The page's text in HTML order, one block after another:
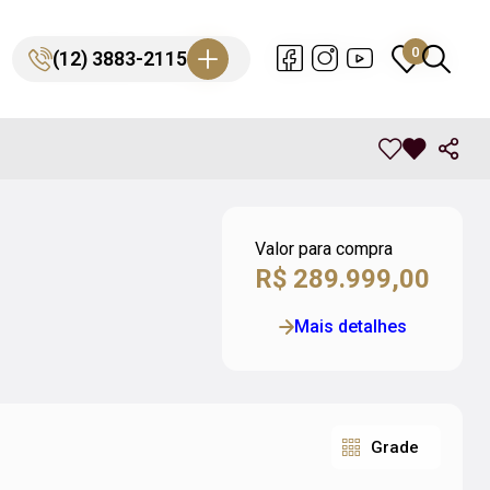
(12) 3883-2115 0
(12) 3883-2115 0
Valor para compra
R$ 289.999,00
Mais detalhes
Grade